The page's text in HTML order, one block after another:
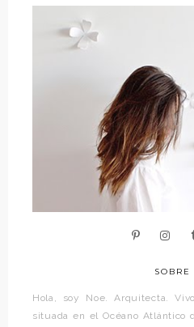
SOBRE
Hola, soy Noe. Arquitecta.
situada en el Océano Atlántico